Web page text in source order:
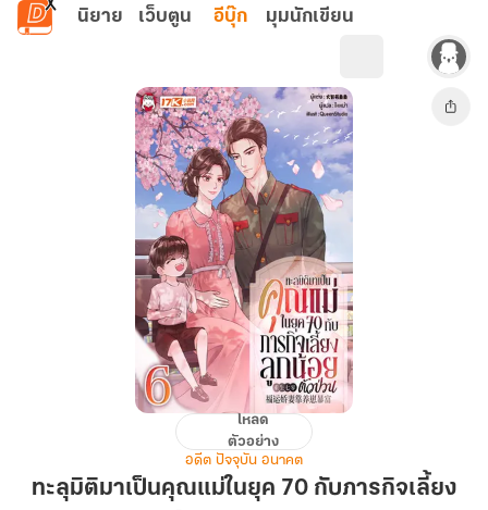
ข้ามไปยังเนื้อหาหลัก
นิยาย เว็บตูน อีบุ๊ก มุมนักเขียน
มา
โหลด
ตัวอย่าง
อดีต ปัจจุบัน อนาคต
ทะลุมิติมาเป็นคุณแม่ในยุค 70 กับภารกิจเลี้ยง